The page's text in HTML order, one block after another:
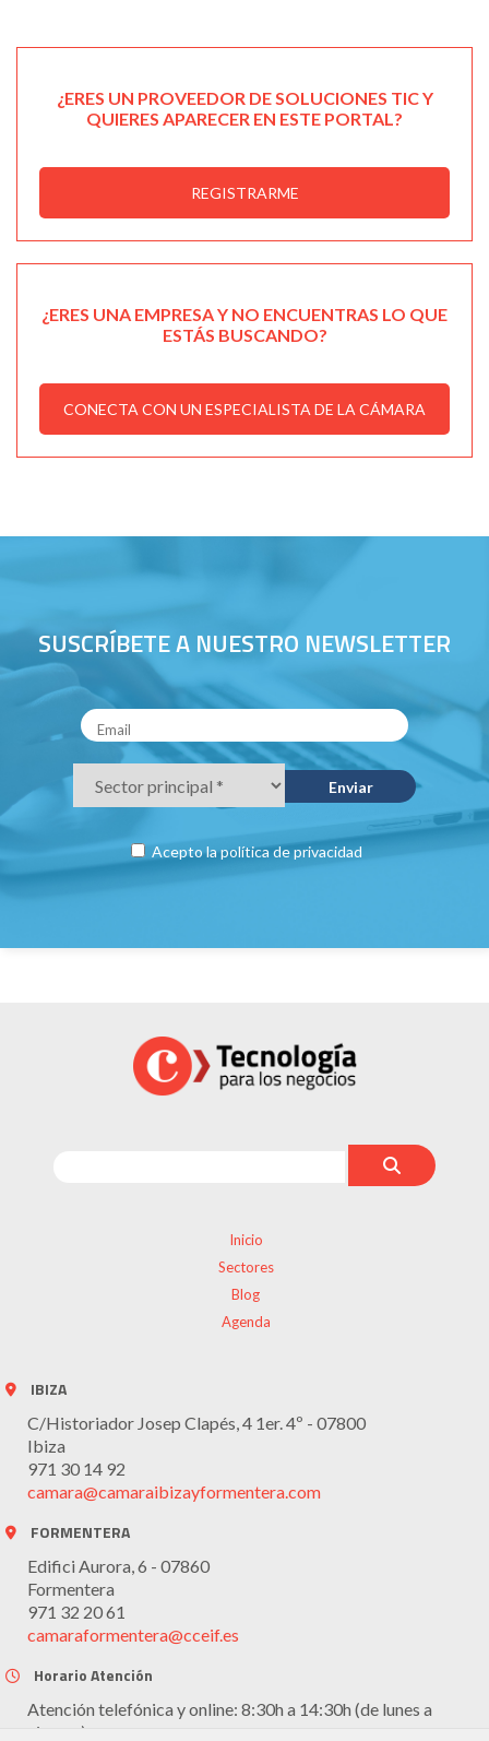
¿ERES UN PROVEEDOR DE SOLUCIONES TIC Y
QUIERES APARECER EN ESTE PORTAL?
REGISTRARME
¿ERES UNA EMPRESA Y NO ENCUENTRAS LO QUE
ESTÁS BUSCANDO?
CONECTA CON UN ESPECIALISTA DE LA CÁMARA
SUSCRÍBETE A NUESTRO NEWSLETTER
Acepto lapolítica de privacidad
Inicio
Sectores
Blog
Agenda
IBIZA
C/Historiador Josep Clapés, 4 1er. 4º - 07800
Ibiza
971 30 14 92
camara@camaraibizayformentera.com
FORMENTERA
Edifici Aurora, 6 - 07860
Formentera
971 32 20 61
camaraformentera@cceif.es
Horario Atención
Atención telefónica y online: 8:30h a 14:30h (de lunes a
viernes)